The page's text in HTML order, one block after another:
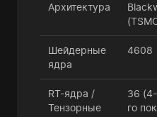
Архитектура
Шейдерные
ядра
4608
RT-ядра /
Тензорные
36
го